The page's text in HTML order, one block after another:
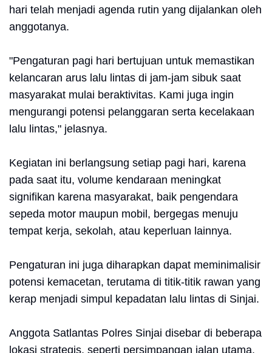
hari telah menjadi agenda rutin yang dijalankan oleh
anggotanya.
"Pengaturan pagi hari bertujuan untuk memastikan
kelancaran arus lalu lintas di jam-jam sibuk saat
masyarakat mulai beraktivitas. Kami juga ingin
mengurangi potensi pelanggaran serta kecelakaan
lalu lintas," jelasnya.
Kegiatan ini berlangsung setiap pagi hari, karena
pada saat itu, volume kendaraan meningkat
signifikan karena masyarakat, baik pengendara
sepeda motor maupun mobil, bergegas menuju
tempat kerja, sekolah, atau keperluan lainnya.
Pengaturan ini juga diharapkan dapat meminimalisir
potensi kemacetan, terutama di titik-titik rawan yang
kerap menjadi simpul kepadatan lalu lintas di Sinjai.
Anggota Satlantas Polres Sinjai disebar di beberapa
lokasi strategis, seperti persimpangan jalan utama,